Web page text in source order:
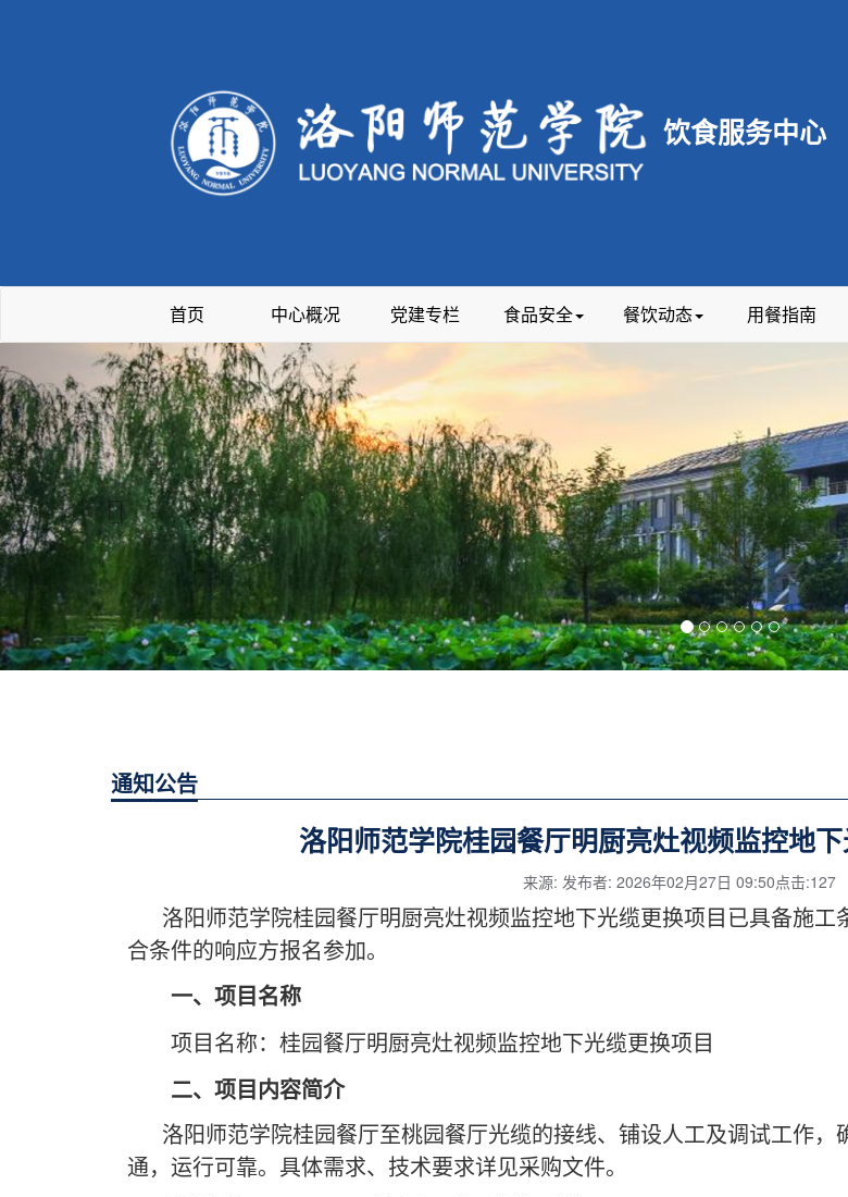
饮食服务中心
首页 中心概况 党建专栏 食品安全 餐饮动态 用餐指南
Previous
通知公告
洛阳师范学院桂园餐厅明厨亮灶视频监控地
来源: 发布者: 2026年02月27日 09:50点击:127
洛阳师范学院桂园餐厅明厨亮灶视频监控地下光缆更换项目已具备施
合条件的响应方报名参加。
一、项目名称
项目名称：桂园餐厅明厨亮灶视频监控地下光缆更换项目
二、项目内容简介
洛阳师范学院桂园餐厅至桃园餐厅光缆的接线、铺设人工及调试工作，
通，运行可靠。具体需求、技术要求详见采购文件。